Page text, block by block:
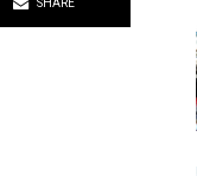
SHARE